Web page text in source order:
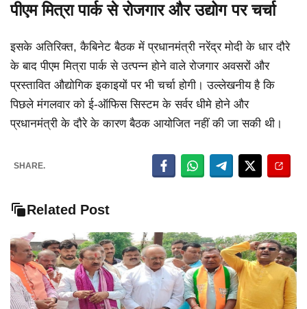
पीएम मित्रा पार्क से रोजगार और उद्योग पर चर्चा
इसके अतिरिक्त, कैबिनेट बैठक में प्रधानमंत्री नरेंद्र मोदी के धार दौरे
के बाद पीएम मित्रा पार्क से उत्पन्न होने वाले रोजगार अवसरों और
प्रस्तावित औद्योगिक इकाइयों पर भी चर्चा होगी। उल्लेखनीय है कि
पिछले मंगलवार को ई-ऑफिस सिस्टम के सर्वर धीमे होने और
प्रधानमंत्री के दौरे के कारण बैठक आयोजित नहीं की जा सकी थी।
SHARE.
Related Post